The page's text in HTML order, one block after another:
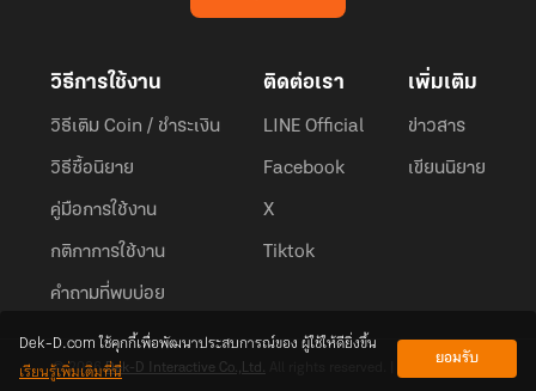
วิธีการใช้งาน
วิธีเติม Coin / ชำระเงิน
วิธีซื้อนิยาย
คู่มือการใช้งาน
กติกาการใช้งาน
คำถามที่พบบ่อย
ติดต่อเรา
LINE Official
Facebook
X
Tiktok
เพิ่มเติม
ข่าวสาร
เขียนนิยาย
© 2026Dek-D Interactive Co.,Ltd.
Dek-D.com ใช้คุกกี้เพื่อพัฒนาประสบการณ์ของ ผู้ใช้ให้ดียิ่งขึ้น
เรียนรู้เพิ่มเติมที่นี่
ยอมรับ